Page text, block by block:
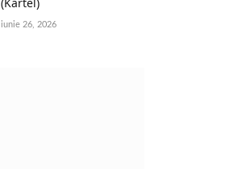
(Kartel)
iunie 26, 2026